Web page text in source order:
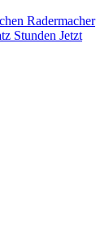
Radermacher
Stunden Jetzt